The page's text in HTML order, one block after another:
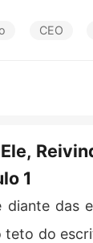
para
para
CEO
1
das
teto do